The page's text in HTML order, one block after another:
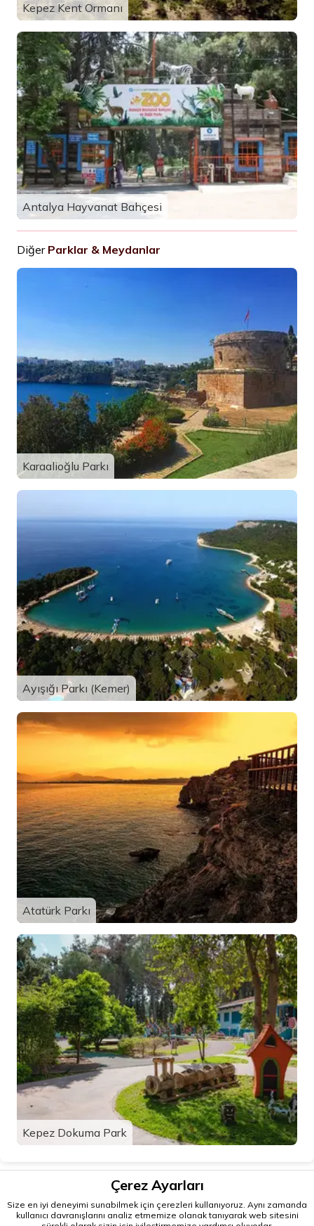
Kepez Kent Ormanı
Antalya Hayvanat Bahçesi
Diğer Parklar & Meydanlar
Karaalioğlu Parkı
Ayışığı Parkı (Kemer)
Atatürk Parkı
Kepez Dokuma Park
Çerez Ayarları
Size en iyi deneyimi sunabilmek için çerezleri kullanıyoruz. Aynı zamanda
kullanıcı davranışlarını analiz etmemize olanak tanıyarak web sitesini